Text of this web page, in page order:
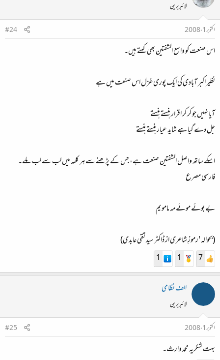
لائبریرین
اکتوبر 1، 2008
#24
اس صنعت کو واسع الشفتین بھی کہتے ہیں۔
نظیر اکبر آبادی کی ایک پوری غزل اس صنعت میں ہے
آیا نہیں جو کر کر اقرار ہنستے ہنستے
جل دے گیا ہے شاید عیار ہنستے ہنستے
اسکے ساتھ واصل الشفتین صنعت ہے، جس کے پڑھنے سے ہر کلمہ میں لب سے لب ملے۔
فارسی مصرع
بے بوئے موئے مہ مامویم
(بحوالہ 'رموزِ شاعری از ڈاکٹر سید تقی عابدی)
7
1
1
الف نظامی
لائبریرین
اکتوبر 1، 2008
#25
بہت شکریہ محمد وارث۔